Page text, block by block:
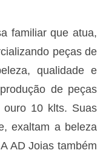
familiar que atua,
peças de
qualidade e
de peças
10 klts. Suas
exaltam a beleza
AD Joias também